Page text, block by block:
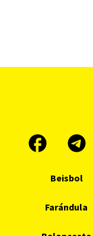
Beisbol
Farándula